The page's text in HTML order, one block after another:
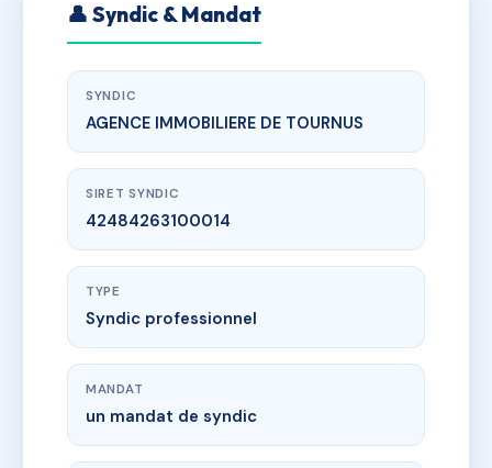
👤 Syndic & Mandat
SYNDIC
AGENCE IMMOBILIERE DE TOURNUS
SIRET SYNDIC
42484263100014
TYPE
Syndic professionnel
MANDAT
un mandat de syndic